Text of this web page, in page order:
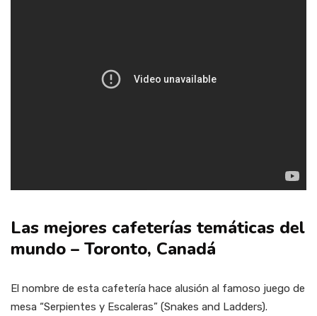
Las mejores cafeterías temáticas del
mundo – Toronto, Canadá
El nombre de esta cafetería hace alusión al famoso juego de
mesa “Serpientes y Escaleras” (Snakes and Ladders).